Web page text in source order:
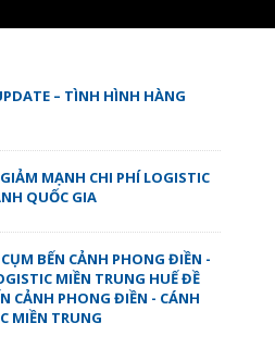
– TÌNH HÌNH HÀNG
MẠNH CHI PHÍ LOGISTIC
QUỐC GIA
BẾN CẢNH PHONG ĐIỀN -
MIỀN TRUNG HUẾ ĐỀ
CẢNH PHONG ĐIỀN - CÁNH
MIỀN TRUNG